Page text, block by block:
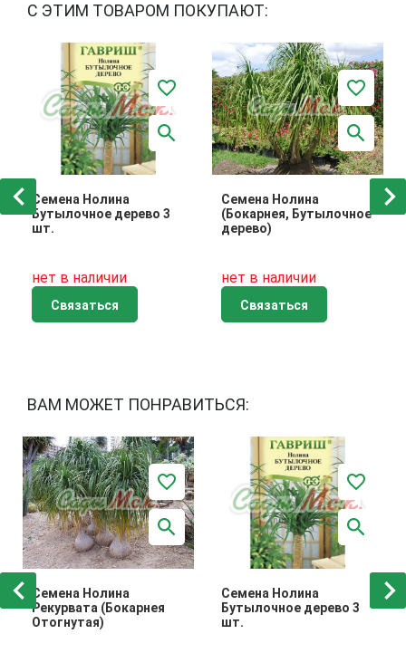
С ЭТИМ ТОВАРОМ ПОКУПАЮТ:
Семена Нолина
Бутылочное дерево 3
шт.
нет в наличии
Связаться
Семена Нолина
(Бокарнея, Бутылочное
дерево)
нет в наличии
Связаться
ВАМ МОЖЕТ ПОНРАВИТЬСЯ:
Семена Нолина
Рекурвата (Бокарнея
Отогнутая)
Семена Нолина
Бутылочное дерево 3
шт.